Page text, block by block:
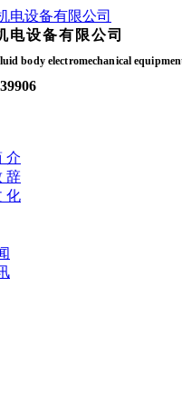
电设备有限公司
body electromechanical
介
辞
化